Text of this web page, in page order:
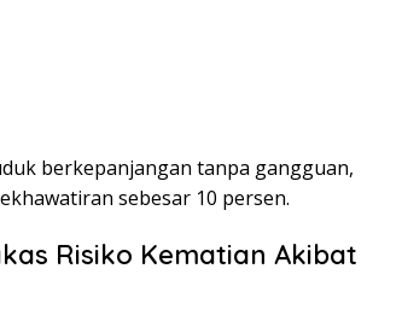
berkepanjangan tanpa gangguan,
sebesar 10 persen.
Risiko Kematian Akibat